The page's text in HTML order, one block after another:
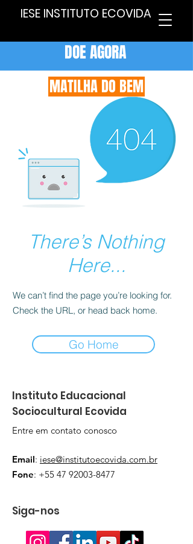
IESE INSTITUTO ECOVIDA
DOE AGORA
MATILHA DO BEM
There’s Nothing
Here...
We can’t find the page you’re looking for.
Check the URL, or head back home.
Go Home
Instituto Educacional
Sociocultural Ecovida
Entre em contato conosco
Email: iese@institutoecovida.com.br
Fone: +55 47 92003-8477
Siga-nos